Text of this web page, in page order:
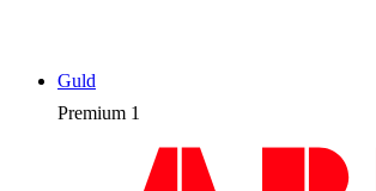
Premium 1
Guld